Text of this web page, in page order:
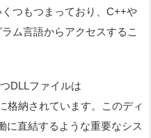
つもつまっており、C++や
ム言語からアクセスするこ
DLLファイルは
格納されています。このディ
に直結するような重要なシス